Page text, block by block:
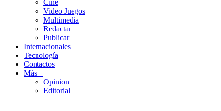
Cine
Video Juegos
Multimedia
Redactar
Publicar
Internacionales
Tecnología
Contactos
Más +
Opinion
Editorial